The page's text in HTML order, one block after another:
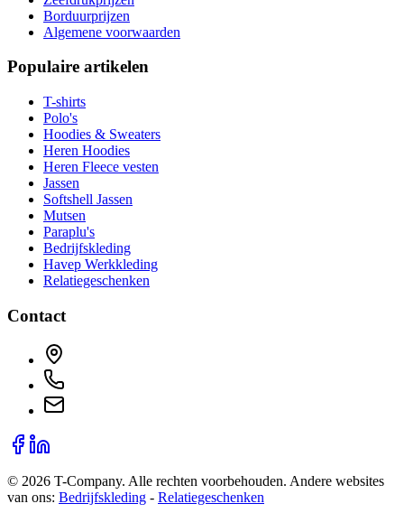
Borduurprijzen
Algemene voorwaarden
Populaire artikelen
T-shirts
Polo's
Hoodies & Sweaters
Heren Hoodies
Heren Fleece vesten
Jassen
Softshell Jassen
Mutsen
Paraplu's
Bedrijfskleding
Havep Werkkleding
Relatiegeschenken
Contact
© 2026 T-Company. Alle rechten voorbehouden. Andere websites
van ons: Bedrijfskleding - Relatiegeschenken